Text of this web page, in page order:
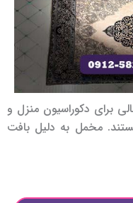
برای دکوراسیون منزل و
مخمل به دلیل بافت